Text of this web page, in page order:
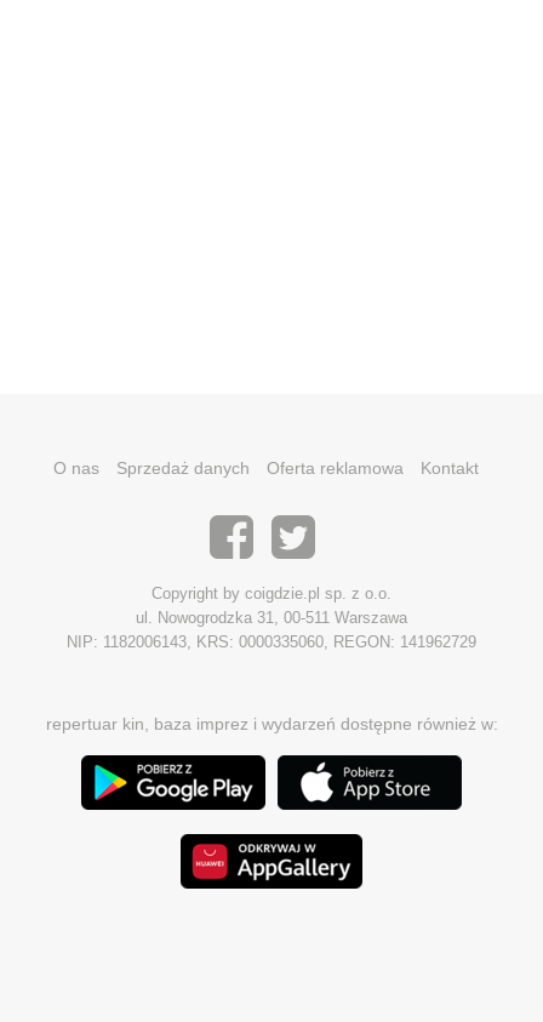
O nas Sprzedaż danych Oferta reklamowa Kontakt
Copyright by coigdzie.pl sp. z o.o.
ul. Nowogrodzka 31, 00-511 Warszawa
NIP: 1182006143, KRS: 0000335060, REGON: 141962729
repertuar kin, baza imprez i wydarzeń dostępne również w: